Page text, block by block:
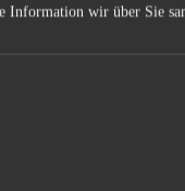
an u.a. Fachärzten
Hand arbeiten, um
Kieferchirurgie,
Pflegedienst
Kaffee von Hand
und erworben
Information wir über Sie